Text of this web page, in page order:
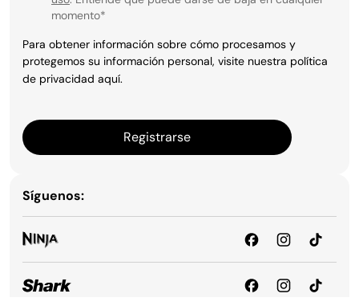
momento*
Para obtener información sobre cómo procesamos y
protegemos su información personal, visite nuestra política
de privacidad aquí.
Registrarse
Síguenos: